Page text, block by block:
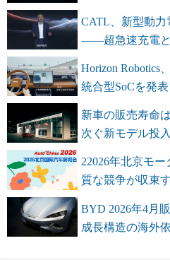
CATL、新型動力
――超急速充電と
Horizon Robotics
統合型SoCを発
新車の販売寿命
次ぐ新モデル投
22026年北京モ
質な競争が収束
BYD 2026年4月
成長構造の海外